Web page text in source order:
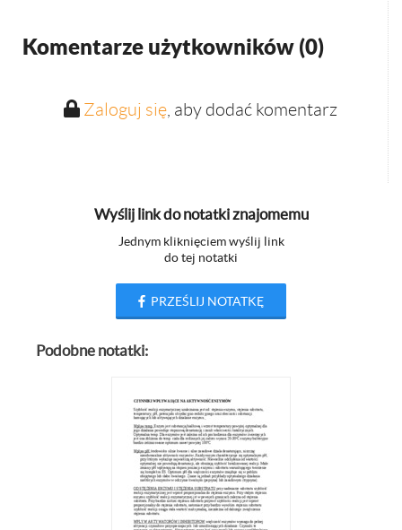
Komentarze użytkowników (0)
Zaloguj się, aby dodać komentarz
Wyślij link do notatki znajomemu
Jednym kliknięciem wyślij link
do tej notatki
PRZEŚLIJ NOTATKĘ
Podobne notatki: